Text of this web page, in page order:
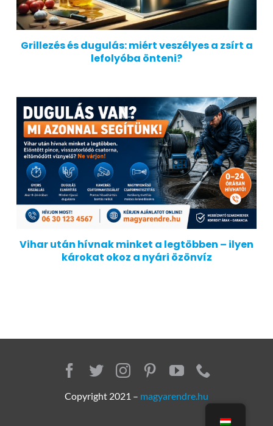
Grillezés és dugulás: miért veszélyes a zsírt a
lefolyóba önteni?
Vihar után hívnak minket a legtöbben – ilyen
károkat okoz a nyári özönvíz
Copyright 2021 – magyarendre.hu